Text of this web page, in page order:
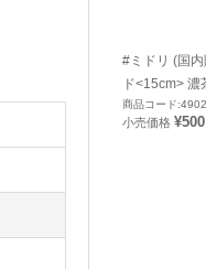
#ミドリ (国
ド<15cm> 濃
商品コード
小売価格 ¥500